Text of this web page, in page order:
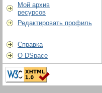
Мой архив
ресурсов
Редактировать профиль
Справка
О DSpace